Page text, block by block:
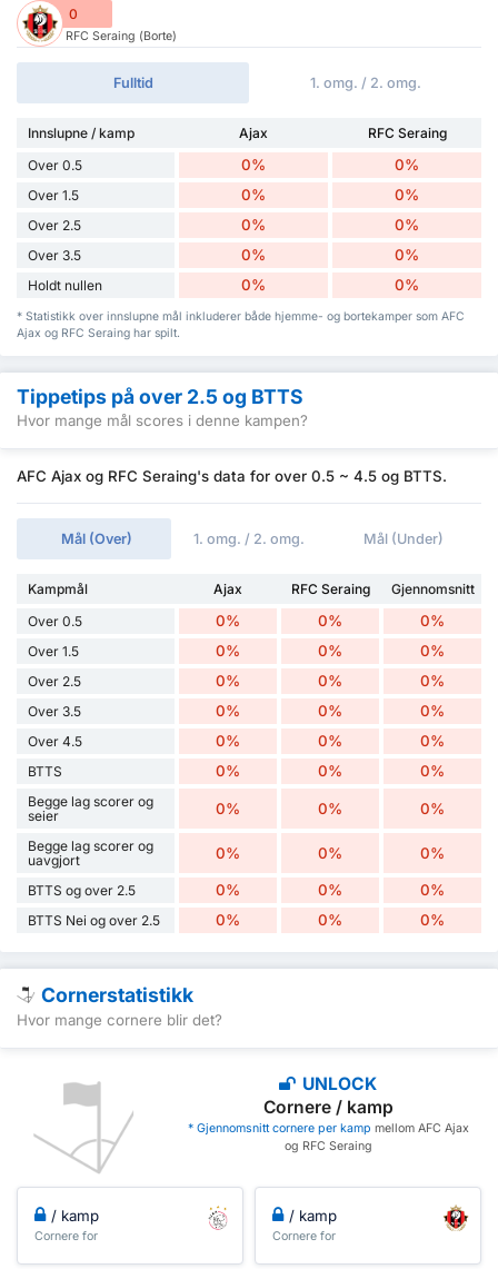
0
RFC Seraing (Borte)
Fulltid 1. omg. / 2. omg.
Innslupne / kamp Ajax
RFC Seraing
Over 0.5
0% 0%
Over 1.5 0% 0%
Over 2.5 0% 0%
Over 3.5 0% 0%
Holdt nullen 0% 0%
* Statistikk over innslupne mål inkluderer både hjemme- og bortekamper som AFC
Ajax og RFC Seraing har spilt.
Tippetips på over 2.5 og BTTS
Hvor mange mål scores i denne kampen?
AFC Ajax og RFC Seraing's data for over 0.5 ~ 4.5 og BTTS.
Mål (Over) 1. omg. / 2. omg. Mål (Under)
Kampmål Ajax RFC Seraing
Gjennomsnitt
Over 0.5
0% 0% 0%
Over 1.5 0% 0% 0%
Over 2.5 0% 0% 0%
Over 3.5 0% 0% 0%
Over 4.5 0% 0% 0%
BTTS 0% 0% 0%
Begge lag scorer og
seier
0% 0% 0%
Begge lag scorer og
uavgjort
0% 0% 0%
BTTS og over 2.5 0% 0% 0%
BTTS Nei og over 2.5 0% 0% 0%
Cornerstatistikk
Hvor mange cornere blir det?
UNLOCK
Cornere / kamp
* Gjennomsnitt cornere per kamp mellom AFC Ajax
og RFC Seraing
/ kamp
Cornere for
/ kamp
Cornere for